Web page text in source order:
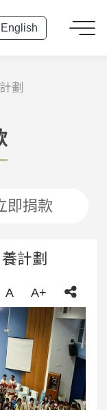
English
劃
即捐款
計劃
A A+